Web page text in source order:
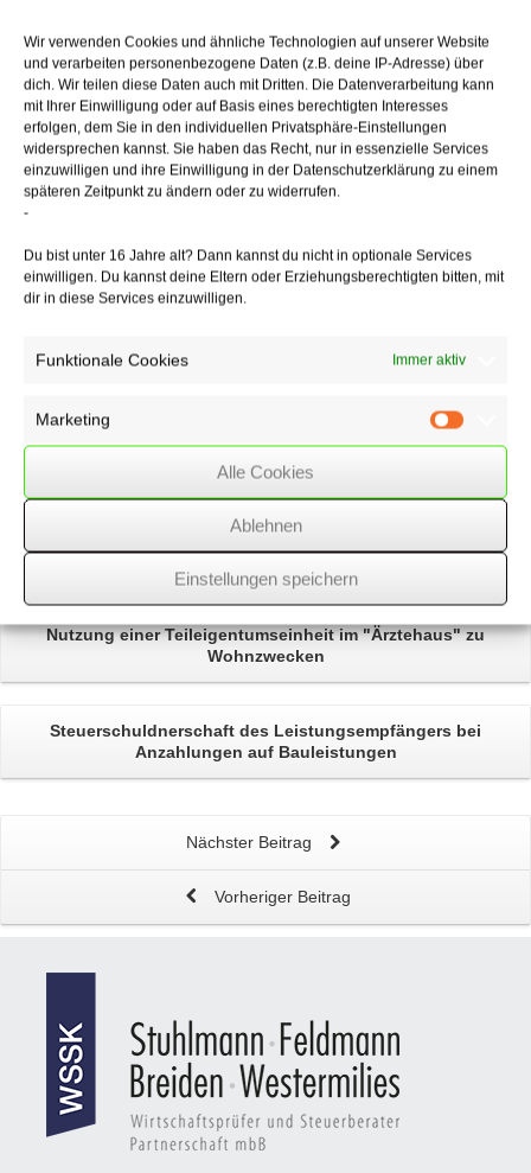
Wir verwenden Cookies und ähnliche Technologien auf unserer Website
und verarbeiten personenbezogene Daten (z.B. deine IP-Adresse) über
dich. Wir teilen diese Daten auch mit Dritten. Die Datenverarbeitung kann
mit Ihrer Einwilligung oder auf Basis eines berechtigten Interesses
erfolgen, dem Sie in den individuellen Privatsphäre-Einstellungen
widersprechen kannst. Sie haben das Recht, nur in essenzielle Services
einzuwilligen und ihre Einwilligung in der Datenschutzerklärung zu einem
späteren Zeitpunkt zu ändern oder zu widerrufen.
-
Du bist unter 16 Jahre alt? Dann kannst du nicht in optionale Services
einwilligen. Du kannst deine Eltern oder Erziehungsberechtigten bitten, mit
dir in diese Services einzuwilligen.
Funktionale Cookies Immer aktiv
Marketing
Alle Cookies
Ablehnen
Einstellungen speichern
dem Kurzarbeiter- oder gar Arbeitslosengeld, werden Monate, in
denen der Verdienst
wegen der Krise geringer als sonst ausfällt, nicht mitgerechnet.
Partnerschaftsbonus:Eltern, die wegen der Krise ihre eigentlichen
Arbeitszeiten
nicht einhalten können, verlieren ihren Anspruch auf den
Partnerschaftsbonus
wssk-admin
RelatedPosts
Fälligkeitstermine – Januar 2018
Nutzung einer Teileigentumseinheit im"Ärztehaus"zu
Wohnzwecken
Steuerschuldnerschaft des Leistungsempfängers bei
Anzahlungen auf Bauleistungen
Nächster Beitrag
Vorheriger Beitrag